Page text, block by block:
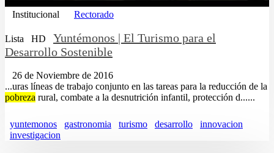
Institucional Rectorado
Lista HD
Yuntémonos | El Turismo para el
Desarrollo Sostenible
26 de Noviembre de 2016
...uras líneas de trabajo conjunto en las tareas para la reducción de la
pobreza rural, combate a la desnutrición infantil, protección d......
yuntemonos gastronomia turismo desarrollo
innovacion
investigacion